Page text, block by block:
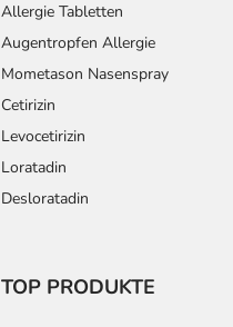
Allergie Tabletten
Augentropfen Allergie
Mometason Nasenspray
Cetirizin
Levocetirizin
Loratadin
Desloratadin
TOP PRODUKTE